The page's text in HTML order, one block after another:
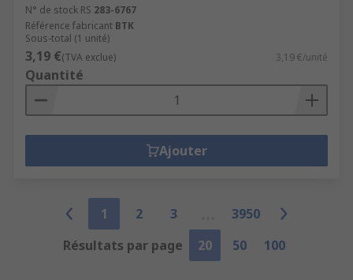
N° de stock RS 283-6767
Référence fabricant BTK
Sous-total (1 unité)
3,19 €(TVA exclue) 3,19 €/unité
Quantité
Ajouter
1 2 3
3950
Résultats par page
20 50 100